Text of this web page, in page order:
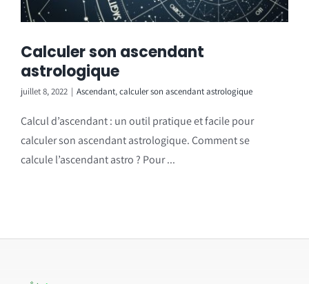
Calculer son ascendant
astrologique
juillet 8, 2022 | Ascendant,calculer son ascendant astrologique
Calcul d’ascendant : un outil pratique et facile pour
calculer son ascendant astrologique. Comment se
calcule l’ascendant astro ? Pour ...